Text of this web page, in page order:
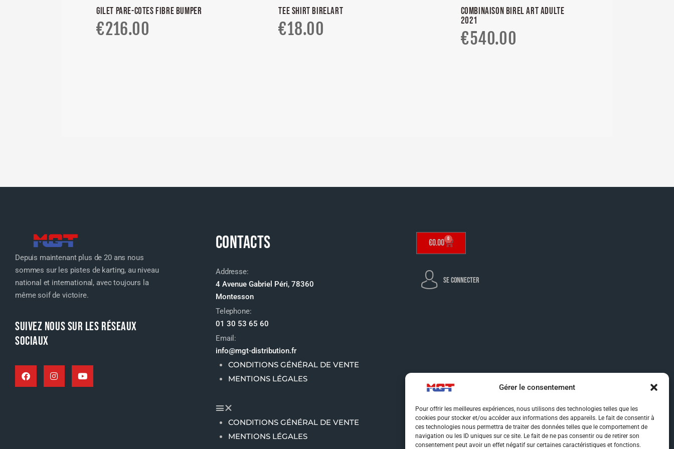
Gérer le consentement
Pour offrir les meilleures expériences, nous utilisons des technologies telles que les
cookies pour stocker et/ou accéder aux informations des appareils. Le fait de consentir à
ces technologies nous permettra de traiter des données telles que le comportement de
navigation ou les ID uniques sur ce site. Le fait de ne pas consentir ou de retirer son
consentement peut avoir un effet négatif sur certaines caractéristiques et fonctions.
GILET PARE-COTES FIBRE BUMPER
€216.00
TEE SHIRT BIRELART
€18.00
COMBINAISON BIREL ART ADULTE
2021
€540.00
Depuis maintenant plus de 20 ans nous
sommes sur les pistes de karting, au niveau
national et international, avec toujours la
même soif de victoire.
SUIVEZ NOUS SUR LES RÉSEAUX
SOCIAUX
CONTACTS
Addresse:
4 Avenue Gabriel Péri, 78360
Montesson
Telephone:
01 30 53 65 60
Email:
info@mgt-distribution.fr
CONDITIONS GÉNÉRAL DE VENTE
MENTIONS LÉGALES
CONDITIONS GÉNÉRAL DE VENTE
MENTIONS LÉGALES
€0.00 0
SE CONNECTER